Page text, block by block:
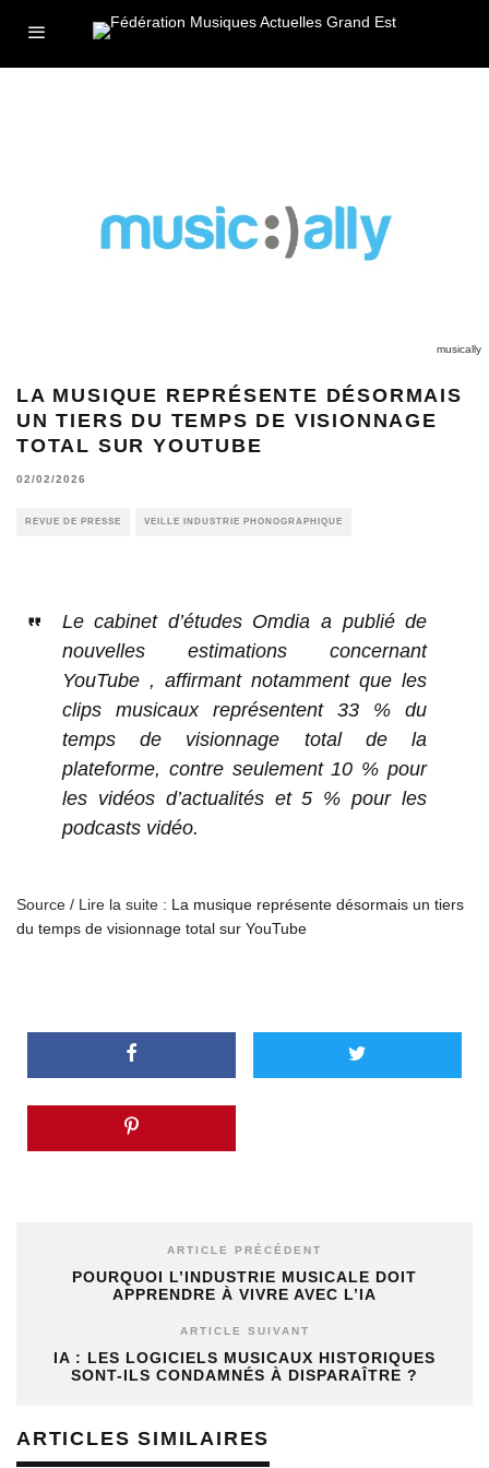
musically
LA MUSIQUE REPRÉSENTE DÉSORMAIS
UN TIERS DU TEMPS DE VISIONNAGE
TOTAL SUR YOUTUBE
02/02/2026
REVUE DE PRESSE VEILLE INDUSTRIE PHONOGRAPHIQUE
Le cabinet d’études Omdia a publié de
nouvelles estimations concernant
YouTube , affirmant notamment que les
clips musicaux représentent 33 % du
temps de visionnage total de la
plateforme, contre seulement 10 % pour
les vidéos d’actualités et 5 % pour les
podcasts vidéo.
Source / Lire la suite : La musique représente désormais un tiers
du temps de visionnage total sur YouTube
ARTICLE PRÉCÉDENT
POURQUOI L’INDUSTRIE MUSICALE DOIT
APPRENDRE À VIVRE AVEC L’IA
ARTICLE SUIVANT
IA : LES LOGICIELS MUSICAUX HISTORIQUES
SONT-ILS CONDAMNÉS À DISPARAÎTRE ?
ARTICLES SIMILAIRES